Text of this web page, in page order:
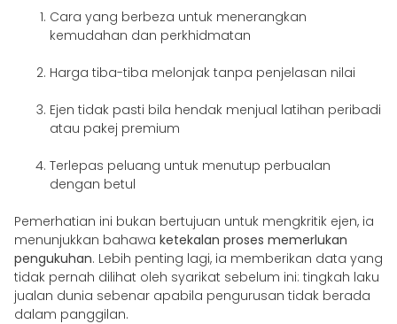
Cara yang berbeza untuk menerangkan
kemudahan dan perkhidmatan
Harga tiba-tiba melonjak tanpa penjelasan nilai
Ejen tidak pasti bila hendak menjual latihan peribadi
atau pakej premium
Terlepas peluang untuk menutup perbualan
dengan betul
Pemerhatian ini bukan bertujuan untuk mengkritik ejen, ia
menunjukkan bahawa ketekalan proses memerlukan
pengukuhan. Lebih penting lagi, ia memberikan data yang
tidak pernah dilihat oleh syarikat sebelum ini: tingkah laku
jualan dunia sebenar apabila pengurusan tidak berada
dalam panggilan.